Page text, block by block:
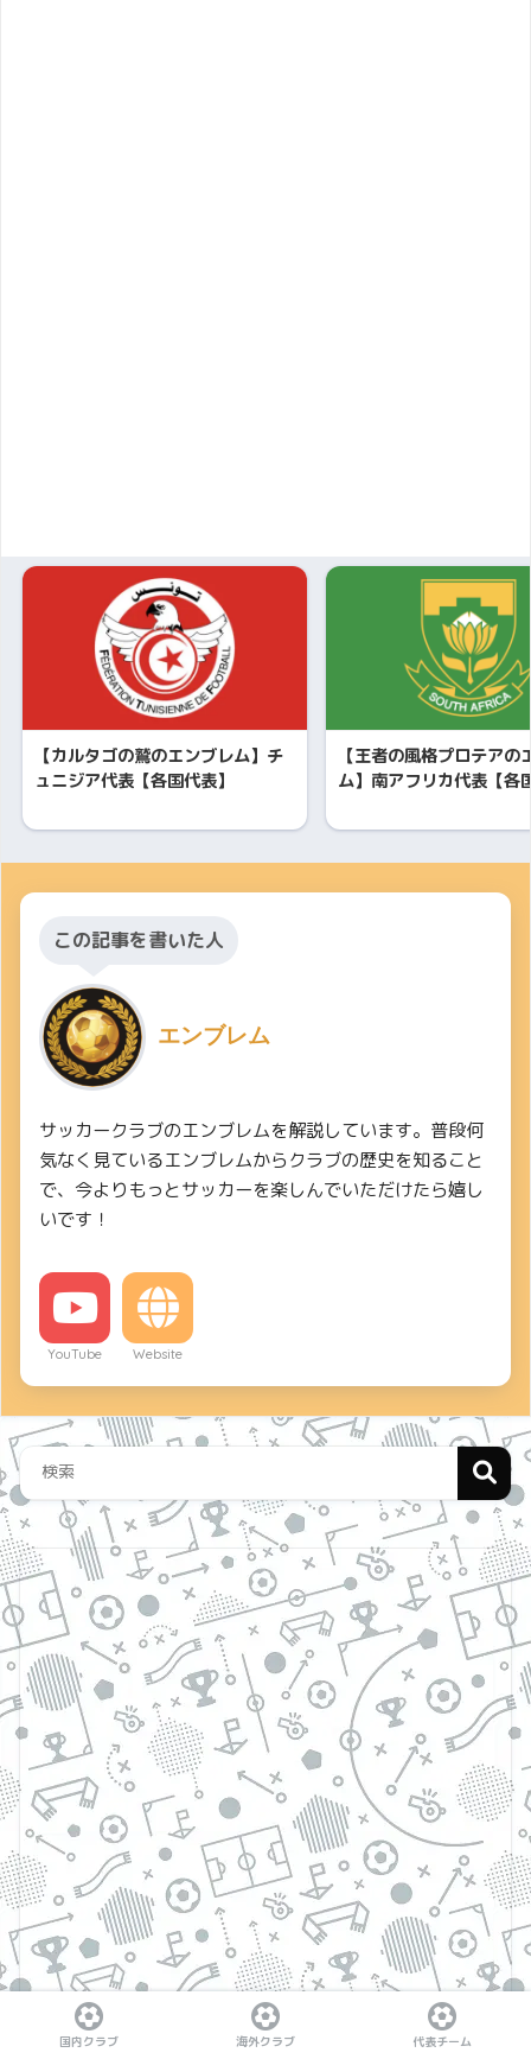
【カルタゴの鷲のエンブレム】チ
ュニジア代表【各国代表】
【王者の風格プロテアの
ム】南アフリカ代表【各
この記事を書いた人
エンブレム
サッカークラブのエンブレムを解説しています。普段何
気なく見ているエンブレムからクラブの歴史を知ること
で、今よりもっとサッカーを楽しんでいただけたら嬉し
いです！
YouTube Website
国内クラブ 海外クラブ 代表チーム